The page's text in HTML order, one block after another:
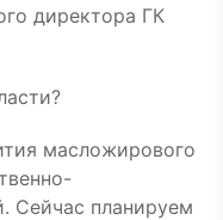
директора ГК
масложирового
Сейчас планируем